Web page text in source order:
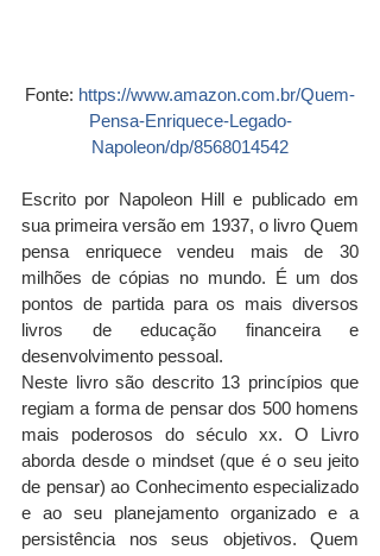
Fonte: https://www.amazon.com.br/Quem-
Pensa-Enriquece-Legado-
Napoleon/dp/8568014542
Escrito por Napoleon Hill e publicado em
sua primeira versão em 1937, o livro Quem
pensa enriquece vendeu mais de 30
milhões de cópias no mundo. É um dos
pontos de partida para os mais diversos
livros de educação financeira e
desenvolvimento pessoal.
Neste livro são descrito 13 princípios que
regiam a forma de pensar dos 500 homens
mais poderosos do século xx. O Livro
aborda desde o mindset (que é o seu jeito
de pensar) ao Conhecimento especializado
e ao seu planejamento organizado e a
persistência nos seus objetivos. Quem